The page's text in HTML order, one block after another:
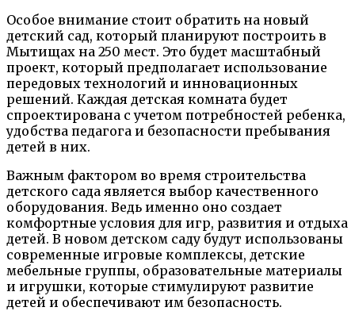
Особое внимание стоит обратить на новый
детский сад, который планируют построить в
Мытищах на 250 мест. Это будет масштабный
проект, который предполагает использование
передовых технологий и инновационных
решений. Каждая детская комната будет
спроектирована с учетом потребностей ребенка,
удобства педагога и безопасности пребывания
детей в них.
Важным фактором во время строительства
детского сада является выбор качественного
оборудования. Ведь именно оно создает
комфортные условия для игр, развития и отдыха
детей. В новом детском саду будут использованы
современные игровые комплексы, детские
мебельные группы, образовательные материалы
и игрушки, которые стимулируют развитие
детей и обеспечивают им безопасность.